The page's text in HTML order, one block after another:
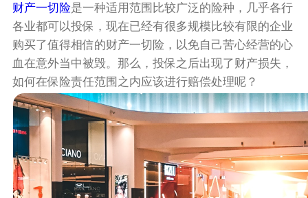
财产一切险‍是一种适用范围比较广泛的险种，几乎各行
各业都可以投保，现在已经有很多规模比较有限的企业
购买了值得相信的财产一切险‍，以免自己苦心经营的心
血在意外当中被毁。那么，投保之后出现了财产损失，
如何在保险责任范围之内应该进行赔偿处理呢？